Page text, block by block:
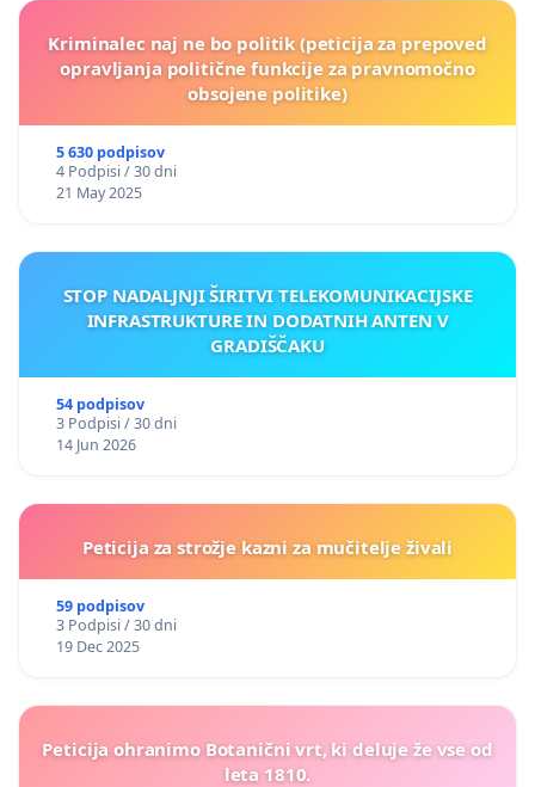
Kriminalec naj ne bo politik (peticija za prepoved
opravljanja politične funkcije za pravnomočno
obsojene politike)
5 630 podpisov
4 Podpisi / 30 dni
21 May 2025
STOP NADALJNJI ŠIRITVI TELEKOMUNIKACIJSKE
INFRASTRUKTURE IN DODATNIH ANTEN V
GRADIŠČAKU
54 podpisov
3 Podpisi / 30 dni
14 Jun 2026
Peticija za strožje kazni za mučitelje živali
59 podpisov
3 Podpisi / 30 dni
19 Dec 2025
Peticija ohranimo Botanični vrt, ki deluje že vse od
leta 1810.